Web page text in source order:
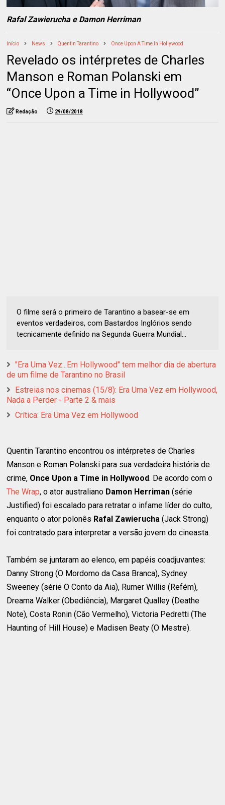
Rafal Zawierucha e Damon Herriman
Início News Quentin Tarantino Once Upon A Time In Hollywood
Revelado os intérpretes de Charles
Manson e Roman Polanski em
“Once Upon a Time in Hollywood”
Redação 29/08/2018
O filme será o primeiro de Tarantino a basear-se em
eventos verdadeiros, com Bastardos Inglórios sendo
tecnicamente definido na Segunda Guerra Mundial...
"Era Uma Vez...Em Hollywood" tem melhor dia de abertura
de um filme de Tarantino no Brasil
Estreias nos cinemas (15/8): Era Uma Vez em Hollywood,
Nada a Perder - Parte 2 & mais
Crítica: Era Uma Vez em Hollywood
Quentin Tarantino encontrou os intérpretes de Charles
Manson e Roman Polanski para sua verdadeira história de
crime, Once Upon a Time in Hollywood. De acordo com o
The Wrap, o ator australiano Damon Herriman (série
Justified) foi escalado para retratar o infame líder do culto,
enquanto o ator polonês Rafal Zawierucha (Jack Strong)
foi contratado para interpretar a versão jovem do cineasta.
Também se juntaram ao elenco, em papéis coadjuvantes:
Danny Strong (O Mordomo da Casa Branca), Sydney
Sweeney (série O Conto da Aia), Rumer Willis (Refém),
Dreama Walker (Obediência), Margaret Qualley (Deathe
Note), Costa Ronin (Cão Vermelho), Victoria Pedretti (The
Haunting of Hill House) e Madisen Beaty (O Mestre).